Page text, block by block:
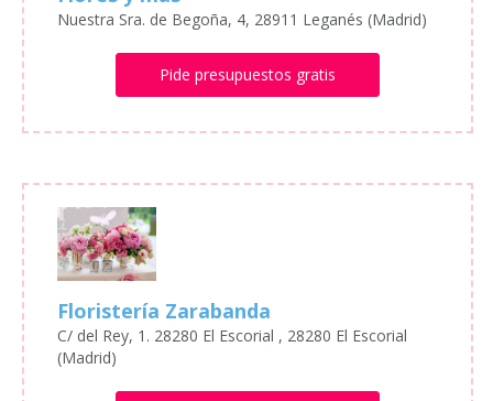
Nuestra Sra. de Begoña, 4, 28911 Leganés (Madrid)
Pide presupuestos gratis
Floristería Zarabanda
C/ del Rey, 1. 28280 El Escorial , 28280 El Escorial
(Madrid)